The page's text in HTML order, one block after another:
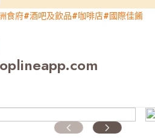
AIRSIDE 獎賞
食府#酒吧及飲品#咖啡店#國際佳餚